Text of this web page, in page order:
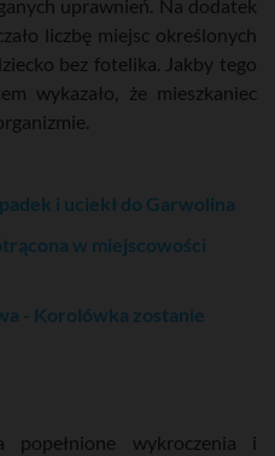
uprawnień. Na dodatek
liczbę miejsc określonych
bez fotelika. Jakby tego
wykazało, że mieszkaniec
i uciekł do Garwolina
w miejscowości
- Korolówka zostanie
popełnione wykroczenia i